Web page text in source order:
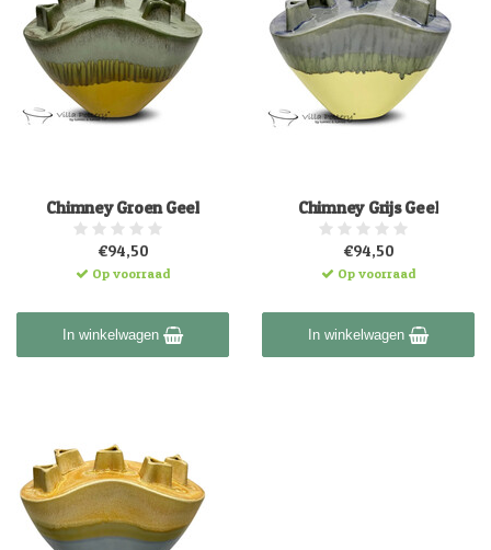
Chimney Groen Geel
€94,50
Op voorraad
In winkelwagen
Chimney Grijs Geel
€94,50
Op voorraad
In winkelwagen